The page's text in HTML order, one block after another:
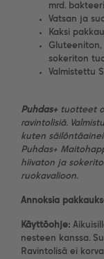
mrd.
Vatsan ja
Kaksi
sokeriton
Valmistettu
Puhdas+ tuotteet
ravintolisiä.
kuten
Puhdas+
hiivaton ja
ruokavalioon.
Annoksia
Käyttöohje:
nesteen kanssa.
Ravintolisä ei